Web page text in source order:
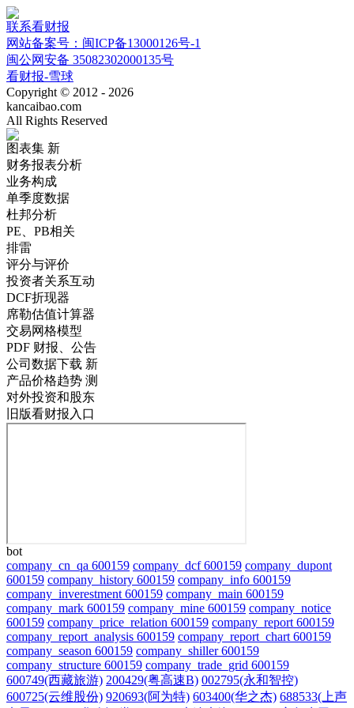
联系看财报
网站备案号：闽ICP备13000126号-1
闽公网安备 35082302000135号
看财报-雪球
Copyright © 2012 - 2026
kancaibao.com
All Rights Reserved
图表集 新
财务报表分析
业务构成
单季度数据
杜邦分析
PE、PB相关
排雷
评分与评价
投资者关系互动
DCF折现器
席勒估值计算器
交易网格模型
PDF 财报、公告
公司数据下载 新
产品价格趋势 测
对外投资和股东
旧版看财报入口
bot
company_cn_qa 600159 company_dcf 600159 company_dupont
600159 company_history 600159 company_info 600159
company_inverestment 600159 company_main 600159
company_mark 600159 company_mine 600159 company_notice
600159 company_price_relation 600159 company_report 600159
company_report_analysis 600159 company_report_chart 600159
company_season 600159 company_shiller 600159
company_structure 600159 company_trade_grid 600159
600749(西藏旅游) 200429(粤高速B) 002795(永和智控)
600725(云维股份) 920693(阿为特) 603400(华之杰) 688533(上声